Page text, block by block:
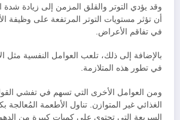
وقد يؤدي التوتر والقلق المزمن إلى زيادة
أن تؤثر مستويات التوتر المرتفعة على وظيفة
في تفاقم الأعراض.
بالإضافة إلى ذلك، تلعب العوامل النفسية مثل
في تطور هذه المتلازمة.
ومن العوامل الأخرى التي تسهم في تفشي
الغذائي غير المتوازن. تناول الأطعمة المُعالجة
السريعة التي تحتوي على كميات كبيرة من